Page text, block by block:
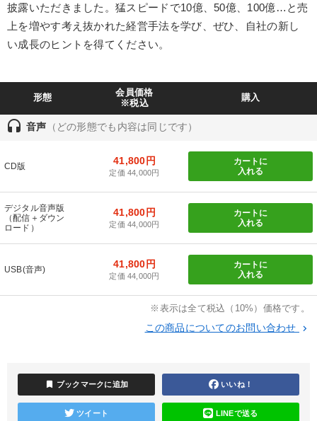
《強い財務を実践する経営者》講話４選
全国経営者セミナー収録〈売れ筋・人気〉音声＆動画20選
集２タイトル
【最新刊】精神科医・和田秀樹の「老いない力」＋健康な社長と
会社をつくる厳選講話
【12月】音声・映像
2025年夏季全国経営者セミナー収録講演ＣＤ・講演ＤＶＤ・デジ
タル版（音声／動画ストリーミング・ダウンロード）
音声と動画で学ぶ
目的別
後継者に聞かせたい
社長の姿勢を学びたい
キーワード
披露いただきました。猛スピードで10億、50億、100億…と売
上を増やす考え抜かれた経営手法を学び、ぜひ、自社の新し
い成長のヒントを得てください。
形態
会員価格
※税込
購入
headset 音声 （どの形態でも内容は同じです）
CD版 41,800円
定価 44,000円
カートに
入れる
デジタル音声版
（配信＋ダウン
ロード）
41,800円
定価 44,000円
カートに
入れる
USB(音声) 41,800円
定価 44,000円
カートに
入れる
※表示は全て税込（10%）価格です。
この商品についてのお問い合わせ keyboard_arrow_right
bookmark ブックマークに追加 いいね！
ツイート LINEで送る